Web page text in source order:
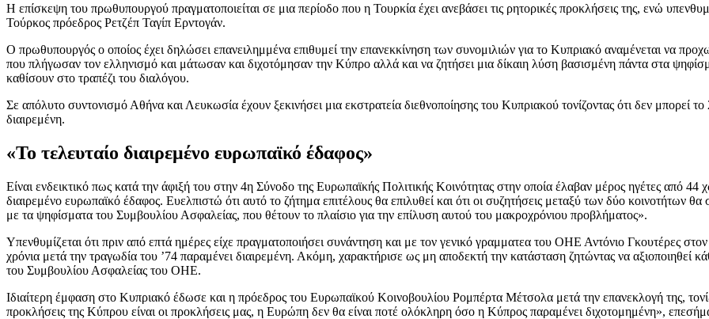
Η επίσκεψη του πρωθυπουργού πραγματοποιείται σε μια περίοδο που η Τουρκία έχει ανεβάσει τις ρητορικές προκλήσεις της, ενώ
Τούρκος πρόεδρος Ρετζέπ Ταγίπ Ερντογάν.
Ο πρωθυπουργός ο οποίος έχει δηλώσει επανειλημμένα επιθυμεί την επανεκκίνηση των συνομιλιών για το Κυπριακό αναμένεται να
που πλήγωσαν τον ελληνισμό και μάτωσαν και διχοτόμησαν την Κύπρο αλλά και να ζητήσει μια δίκαιη λύση βασισμένη πάντα στα
καθίσουν στο τραπέζι του διαλόγου.
Σε απόλυτο συντονισμό Αθήνα και Λευκωσία έχουν ξεκινήσει μια εκστρατεία διεθνοποίησης του Κυπριακού τονίζοντας ότι δεν μπορεί
διαιρεμένη.
«Το τελευταίο διαιρεμένο ευρωπαϊκό έδαφος»
Είναι ενδεικτικό πως κατά την άφιξή του στην 4η Σύνοδο της Ευρωπαϊκής Πολιτικής Κοινότητας στην οποία έλαβαν μέρος ηγέτες από
διαιρεμένο ευρωπαϊκό έδαφος. Ευελπιστώ ότι αυτό το ζήτημα επιτέλους θα επιλυθεί και ότι οι συζητήσεις μεταξύ των δύο
με τα ψηφίσματα του Συμβουλίου Ασφαλείας, που θέτουν το πλαίσιο για την επίλυση αυτού του μακροχρόνιου προβλήματος».
Υπενθυμίζεται ότι πριν από επτά ημέρες είχε πραγματοποιήσει συνάντηση και με τον γενικό γραμματεα του ΟΗΕ Αντόνιο Γκουτέρες
χρόνια μετά την τραγωδία του ’74 παραμένει διαιρεμένη. Ακόμη, χαρακτήρισε ως μη αποδεκτή την κατάσταση ζητώντας να
του Συμβουλίου Ασφαλείας του ΟΗΕ.
Ιδιαίτερη έμφαση στο Κυπριακό έδωσε και η πρόεδρος του Ευρωπαϊκού Κοινοβουλίου Ρομπέρτα Μέτσολα μετά την επανεκλογή της,
προκλήσεις της Κύπρου είναι οι προκλήσεις μας, η Ευρώπη δεν θα είναι ποτέ ολόκληρη όσο η Κύπρος παραμένει διχοτομημένη»,